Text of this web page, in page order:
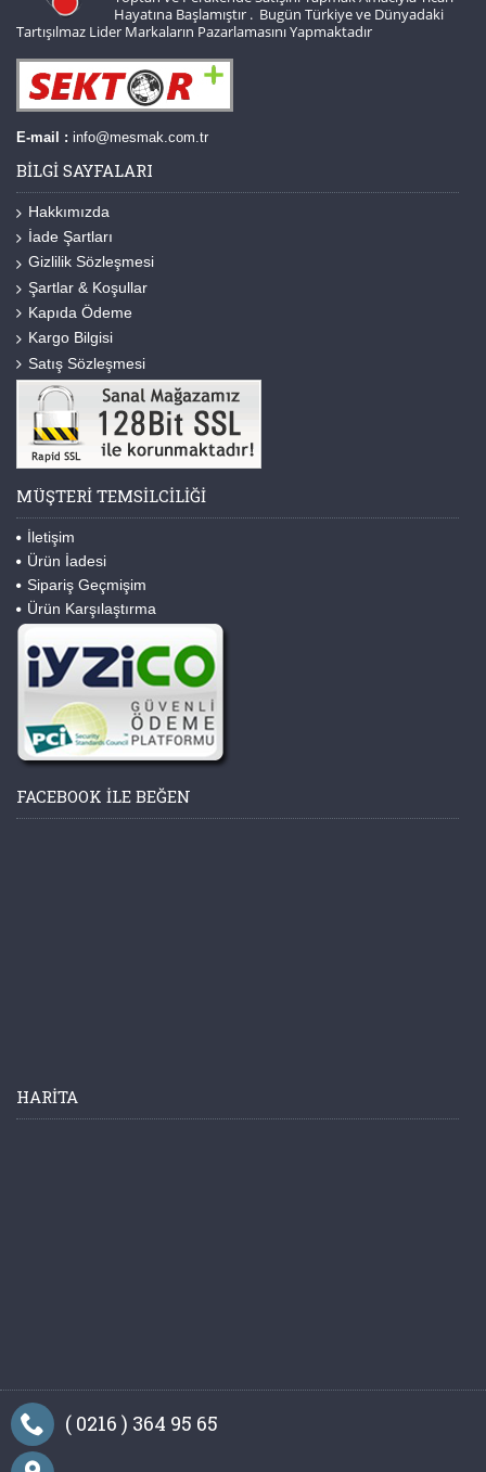
Hayatına Başlamıştır . Bugün Türkiye ve Dünyadaki
Tartışılmaz Lider Markaların Pazarlamasını Yapmaktadır
E-mail : info@mesmak.com.tr
BILGI SAYFALARI
Hakkımızda
İade Şartları
Gizlilik Sözleşmesi
Şartlar & Koşullar
Kapıda Ödeme
Kargo Bilgisi
Satış Sözleşmesi
MÜŞTERI TEMSILCILIĞI
İletişim
Ürün İadesi
Sipariş Geçmişim
Ürün Karşılaştırma
FACEBOOK ILE BEĞEN
HARITA
( 0216 ) 364 95 65